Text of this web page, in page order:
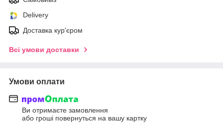
Delivery
Доставка кур'єром
Всі умови доставки
Умови оплати
Ви отримаєте замовлення
або гроші повернуться на вашу картку